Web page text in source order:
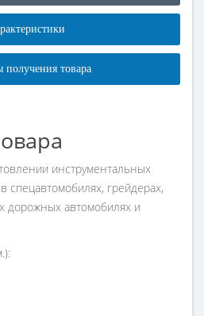
получения товара
инструментальных
спецавтомобилях, грейдерах,
дорожных автомобилях и